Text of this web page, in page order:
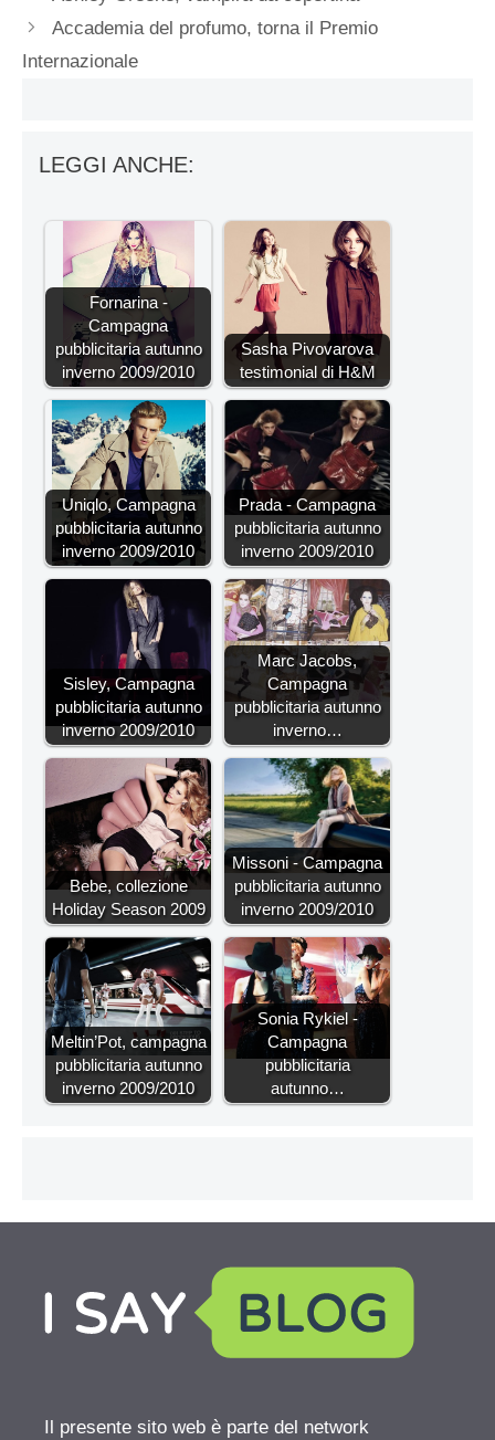
Accademia del profumo, torna il Premio
Internazionale
LEGGI ANCHE:
Fornarina -
Campagna
pubblicitaria autunno
inverno 2009/2010
Sasha Pivovarova
testimonial di H&M
Uniqlo, Campagna
pubblicitaria autunno
inverno 2009/2010
Prada - Campagna
pubblicitaria autunno
inverno 2009/2010
Sisley, Campagna
pubblicitaria autunno
inverno 2009/2010
Marc Jacobs,
Campagna
pubblicitaria autunno
inverno…
Bebe, collezione
Holiday Season 2009
Missoni - Campagna
pubblicitaria autunno
inverno 2009/2010
Meltin’Pot, campagna
pubblicitaria autunno
inverno 2009/2010
Sonia Rykiel -
Campagna
pubblicitaria
autunno…
Il presente sito web è parte del network